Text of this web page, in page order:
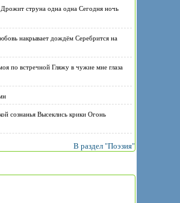
Дрожит струна одна одна Сегодня ночь
накрывает дождём Серебрится на
по встречной Гляжу в чужие мне глаза
сознанья Высеклись крики Огонь
В раздел "Поэзия"